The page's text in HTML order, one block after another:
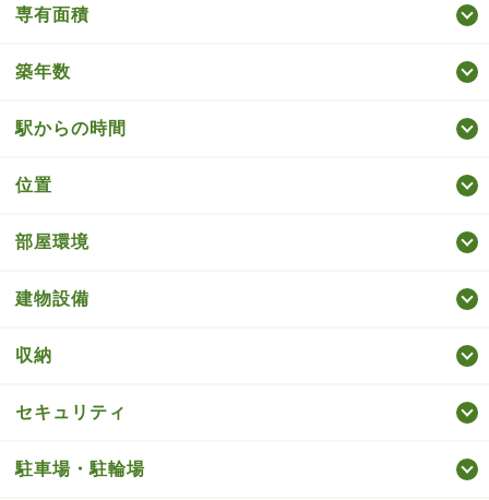
専有面積
築年数
駅からの時間
位置
部屋環境
建物設備
収納
セキュリティ
駐車場・駐輪場